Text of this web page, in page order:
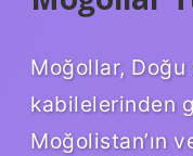
Moğollar,
kabilelerinden
Moğolistan’ın